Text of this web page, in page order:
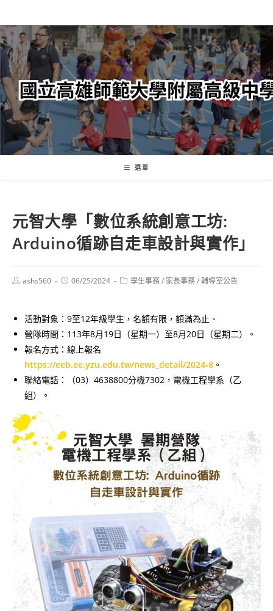
轉
至
主
內
容
選單
元智大學「數位系統創意工坊:
Arduino循跡自走車設計與實作」
Postashs560
Post06/25/2024
Post學生事務/ 家長事務/輔導室公告
活動對象：9至12年級學生，名額有限，額滿為止。
營隊時間：113年8月19日（星期一）至8月20日（星期二）。
報名方式：線上報名
https://eeb.ee.yzu.edu.tw/news_detail/2024-8 。
聯絡電話：（03）4638800分機7302，電機工程學系（乙
組）。